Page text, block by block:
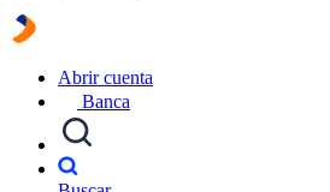
Abrir cuenta
Banca